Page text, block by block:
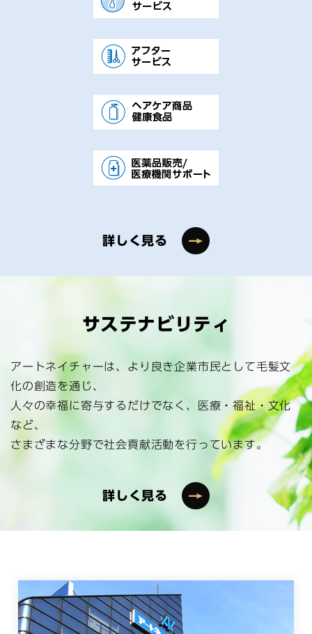
詳しく見る
サステナビリティ
アートネイチャーは、より良き企業市民として毛髪文
化の創造を通じ、
人々の幸福に寄与するだけでなく、医療・福祉・文化
など、
さまざまな分野で社会貢献活動を行っています。
詳しく見る